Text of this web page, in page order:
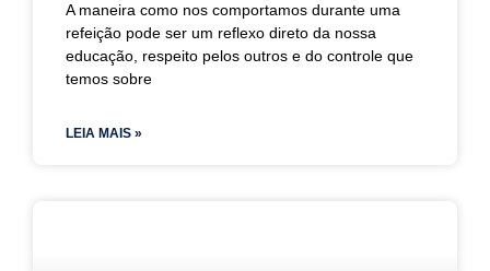
A maneira como nos comportamos durante uma
refeição pode ser um reflexo direto da nossa
educação, respeito pelos outros e do controle que
temos sobre
LEIA MAIS »